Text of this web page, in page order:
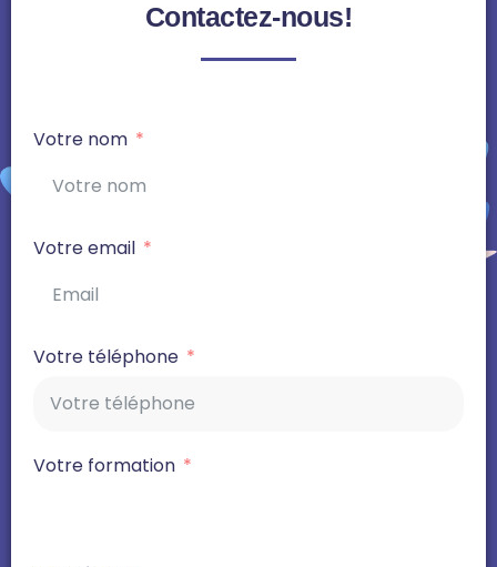
Contactez-nous!
Votre nom
Votre email
Votre téléphone
Votre formation